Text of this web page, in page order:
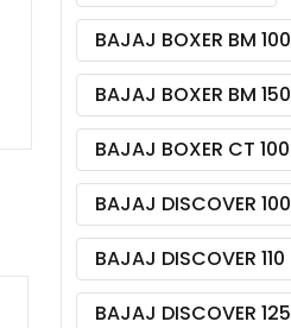
BAJAJ BOXER BM 100
BAJAJ BOXER BM 150
BAJAJ BOXER CT 100
BAJAJ DISCOVER 100
BAJAJ DISCOVER 110
BAJAJ DISCOVER 125